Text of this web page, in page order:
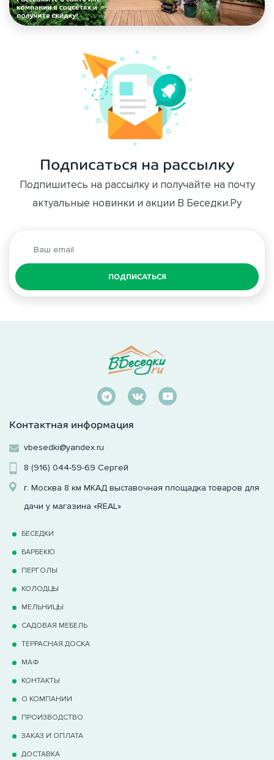
Подписаться на рассылку
Подпишитесь на рассылку и получайте на почту
актуальные новинки и акции В Беседки.Ру
ПОДПИСАТЬСЯ
Контактная информация
vbesedki@yandex.ru
8 (916) 044-59-69 Сергей
г. Москва 8 км МКАД выставочная площадка товаров для
дачи у магазина «REAL»
БЕСЕДКИ
БАРБЕКЮ
ПЕРГОЛЫ
КОЛОДЦЫ
МЕЛЬНИЦЫ
САДОВАЯ МЕБЕЛЬ
ТЕРРАCНАЯ ДОСКА
МАФ
КОНТАКТЫ
О КОМПАНИИ
ПРОИЗВОДСТВО
ЗАКАЗ И ОПЛАТА
ДОСТАВКА